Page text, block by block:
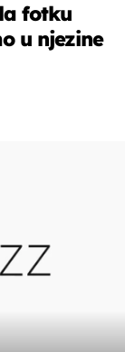
fotku
u njezine